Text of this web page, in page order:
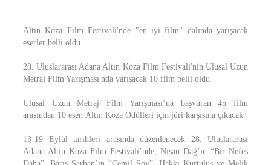
Altın Koza Film Festivali'nde "en iyi film" dalında yarışacak
eserler belli oldu
28. Uluslararası Adana Altın Koza Film Festivali'nin Ulusal Uzun
Metraj Film Yarışması'nda yarışacak 10 film belli oldu.
Ulusal Uzun Metraj Film Yarışması’na başvuran 45 film
arasından 10 eser, Altın Koza Ödülleri için jüri karşısına çıkacak.
13-19 Eylül tarihleri arasında düzenlenecek 28. Uluslararası
Adana Altın Koza Film Festivali’nde; Nisan Dağ’ın “Bir Nefes